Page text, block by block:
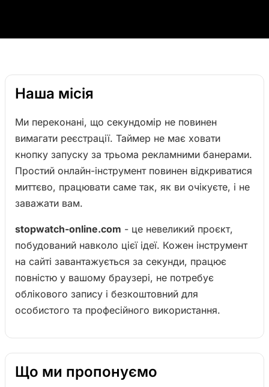
Наша місія
Ми переконані, що секундомір не повинен
вимагати реєстрації. Таймер не має ховати
кнопку запуску за трьома рекламними банерами.
Простий онлайн-інструмент повинен відкриватися
миттєво, працювати саме так, як ви очікуєте, і не
заважати вам.
stopwatch-online.com - це невеликий проєкт,
побудований навколо цієї ідеї. Кожен інструмент
на сайті завантажується за секунди, працює
повністю у вашому браузері, не потребує
облікового запису і безкоштовний для
особистого та професійного використання.
Що ми пропонуємо